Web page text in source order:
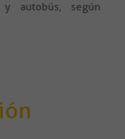
autobús, según